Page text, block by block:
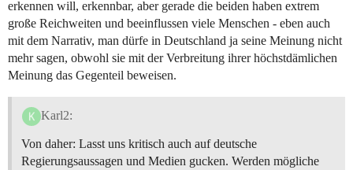
erkennen will, erkennbar, aber gerade die beiden haben extrem
große Reichweiten und beeinflussen viele Menschen - eben auch
mit dem Narrativ, man dürfe in Deutschland ja seine Meinung nicht
mehr sagen, obwohl sie mit der Verbreitung ihrer höchstdämlichen
Meinung das Gegenteil beweisen.
Karl2:
Von daher: Lasst uns kritisch auch auf deutsche
Regierungsaussagen und Medien gucken. Werden mögliche